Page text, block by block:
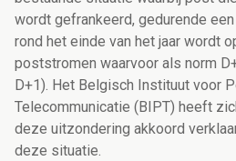
wordt gefrankeerd, gedurende
rond het einde van het jaar wordt
poststromen waarvoor als norm
D+1). Het Belgisch Instituut voor
Telecommunicatie (BIPT) heeft
deze uitzondering akkoord
deze situatie.